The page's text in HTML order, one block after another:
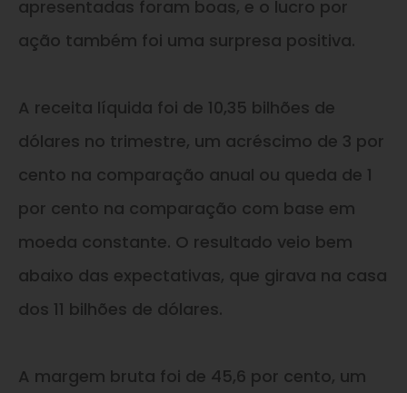
apresentadas foram boas, e o lucro por
ação também foi uma surpresa positiva.
A receita líquida foi de 10,35 bilhões de
dólares no trimestre, um acréscimo de 3 por
cento na comparação anual ou queda de 1
por cento na comparação com base em
moeda constante. O resultado veio bem
abaixo das expectativas, que girava na casa
dos 11 bilhões de dólares.
A margem bruta foi de 45,6 por cento, um